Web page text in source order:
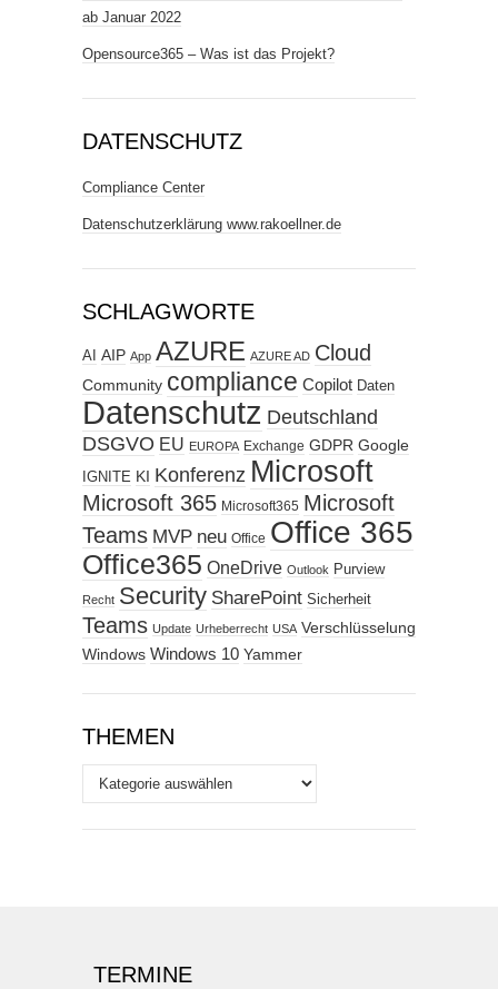
ab Januar 2022
Opensource365 – Was ist das Projekt?
DATENSCHUTZ
Compliance Center
Datenschutzerklärung www.rakoellner.de
SCHLAGWORTE
AI AIP App AZURE AZURE AD Cloud
Community compliance Copilot Daten
Datenschutz Deutschland
DSGVO EU EUROPA Exchange GDPR Google
IGNITE KI Konferenz Microsoft
Microsoft 365 Microsoft365 Microsoft
Teams MVP neu Office Office 365
Office365 OneDrive Outlook Purview
Recht Security SharePoint Sicherheit
Teams Update Urheberrecht USA Verschlüsselung
Windows Windows 10 Yammer
THEMEN
Themen
TERMINE